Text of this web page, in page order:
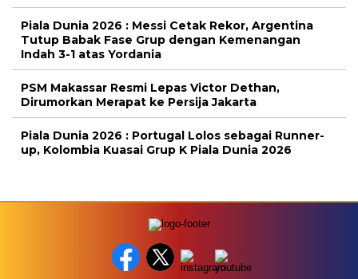
Piala Dunia 2026 : Messi Cetak Rekor, Argentina
Tutup Babak Fase Grup dengan Kemenangan
Indah 3-1 atas Yordania
PSM Makassar Resmi Lepas Victor Dethan,
Dirumorkan Merapat ke Persija Jakarta
Piala Dunia 2026 : Portugal Lolos sebagai Runner-
up, Kolombia Kuasai Grup K Piala Dunia 2026